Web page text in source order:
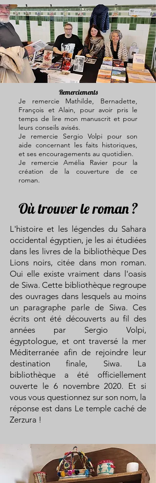
Remerciements
Je remercie Mathilde, Bernadette,
François et Alain, pour avoir pris le
temps de lire mon manuscrit et pour
leurs conseils avisés.
Je remercie Sergio Volpi pour son
aide concernant les faits historiques,
et ses encouragements au quotidien.
Je remercie Amélia Ravier pour la
création de la couverture de ce
roman.
Où trouver le roman ?
L'histoire et les légendes du Sahara
occidental égyptien, je les ai étudiées
dans les livres de la bibliothèque Des
Lions noirs, citée dans mon roman.
Oui elle existe vraiment dans l'oasis
de Siwa. Cette bibliothèque regroupe
des ouvrages dans lesquels au moins
un paragraphe parle de Siwa. Ces
écrits ont été découverts au fil des
années par Sergio Volpi,
égyptologue, et ont traversé la mer
Méditerranée afin de rejoindre leur
destination finale, Siwa. La
bibliothèque a été officiellement
ouverte le 6 novembre 2020. Et si
vous vous questionnez sur son nom, la
réponse est dans Le temple caché de
Zerzura !